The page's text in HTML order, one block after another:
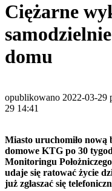
Ciężarne
domu
opublikowano 2022-03-29
29 14:41
Miasto uruchomiło nową
domowe KTG po 30
Monitoringu
udaje się ratować życie
już zgłaszać się